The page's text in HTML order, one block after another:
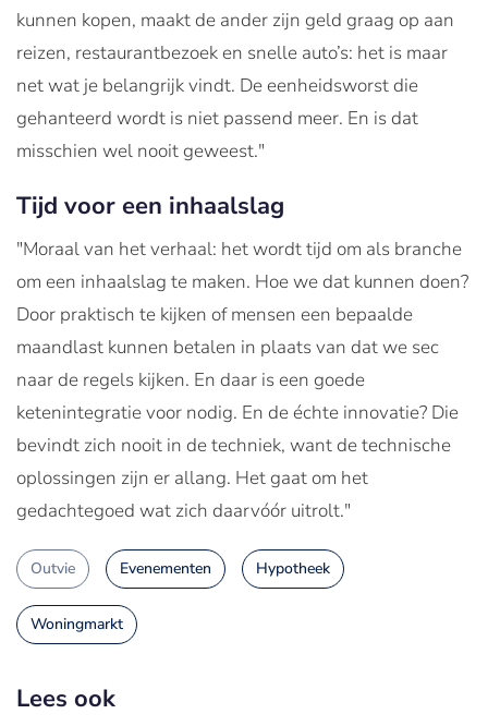
kunnen kopen, maakt de ander zijn geld graag op aan
reizen, restaurantbezoek en snelle auto’s: het is maar
net wat je belangrijk vindt. De eenheidsworst die
gehanteerd wordt is niet passend meer. En is dat
misschien wel nooit geweest."
Tijd voor een inhaalslag
"Moraal van het verhaal: het wordt tijd om als branche
om een inhaalslag te maken. Hoe we dat kunnen doen?
Door praktisch te kijken of mensen een bepaalde
maandlast kunnen betalen in plaats van dat we sec
naar de regels kijken. En daar is een goede
ketenintegratie voor nodig. En de échte innovatie? Die
bevindt zich nooit in de techniek, want de technische
oplossingen zijn er allang. Het gaat om het
gedachtegoed wat zich daarvóór uitrolt."
Outvie Evenementen Hypotheek
Woningmarkt
Lees ook